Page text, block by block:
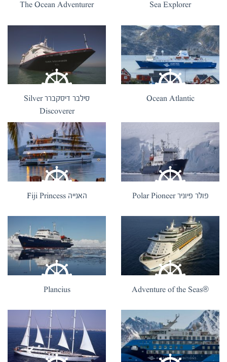
Sea Explorer
The Ocean Adventurer
Ocean Atlantic
סילבר דיסקברר Silver
Discoverer
פולר פיוניר Polar Pioneer האנייה Fiji Princess
®Adventure of the Seas
Plancius